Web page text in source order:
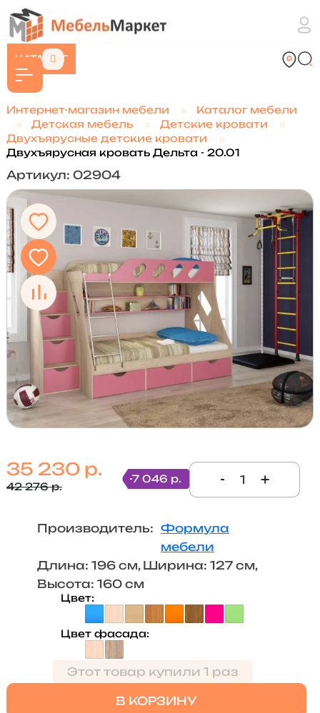
КАТАЛОГ
Интернет-магазин мебели
Каталог мебели
Детская мебель
Детские кровати
Двухъярусные детские кровати
Двухъярусная кровать Дельта - 20.01
Артикул: 02904
35 230 р.
42 276 р.
-7 046 р. - +
Производитель: Формула
мебели
Длина: 196 см, Ширина: 127 см,
Высота: 160 см
Цвет
Цвет фасада
Этот товар купили 1 раз
В КОРЗИНУ